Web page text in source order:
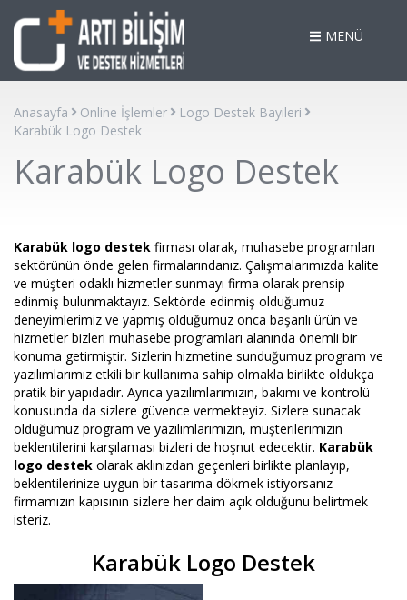
MENÜ
Anasayfa Online İşlemler
Logo Destek Bayileri
Karabük Logo Destek
Karabük Logo Destek
Karabük logo destek firması olarak, muhasebe programları
sektörünün önde gelen firmalarındanız. Çalışmalarımızda kalite
ve müşteri odaklı hizmetler sunmayı firma olarak prensip
edinmiş bulunmaktayız. Sektörde edinmiş olduğumuz
deneyimlerimiz ve yapmış olduğumuz onca başarılı ürün ve
hizmetler bizleri muhasebe programları alanında önemli bir
konuma getirmiştir. Sizlerin hizmetine sunduğumuz program ve
yazılımlarımız etkili bir kullanıma sahip olmakla birlikte oldukça
pratik bir yapıdadır. Ayrıca yazılımlarımızın, bakımı ve kontrolü
konusunda da sizlere güvence vermekteyiz. Sizlere sunacak
olduğumuz program ve yazılımlarımızın, müşterilerimizin
beklentilerini karşılaması bizleri de hoşnut edecektir. Karabük
logo destek olarak aklınızdan geçenleri birlikte planlayıp,
beklentilerinize uygun bir tasarıma dökmek istiyorsanız
firmamızın kapısının sizlere her daim açık olduğunu belirtmek
isteriz.
Karabük Logo Destek